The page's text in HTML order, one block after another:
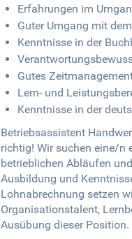
Erfahrungen im
Guter Umgang mit
Kenntnisse in der
Gutes
Lern- und
Kenntnisse in der
Betriebsassistent
richtig! Wir suchen eine/
betrieblichen Abläufen
Ausbildung und
Lohnabrechnung setzen
Organisationstalent,
Ausübung dieser Position.